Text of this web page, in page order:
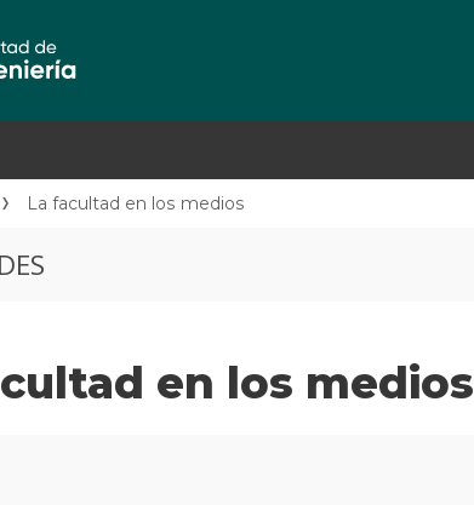
La facultad en los medios
en los medios